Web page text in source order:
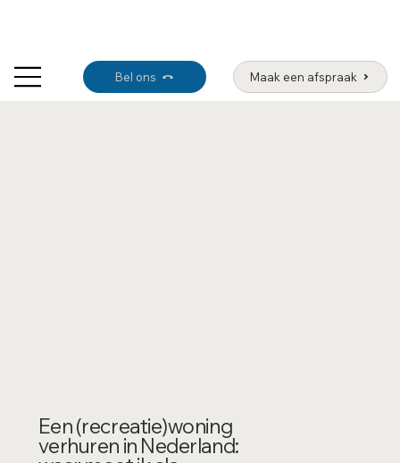
Bel ons Maak een afspraak
Een (recreatie)woning
verhuren in Nederland: